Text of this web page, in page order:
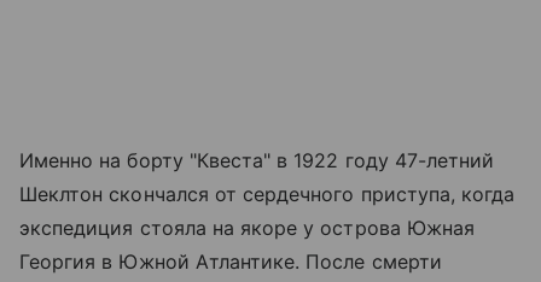
Именно на борту "Квеста" в 1922 году 47-летний
Шеклтон скончался от сердечного приступа, когда
экспедиция стояла на якоре у острова Южная
Георгия в Южной Атлантике. После смерти